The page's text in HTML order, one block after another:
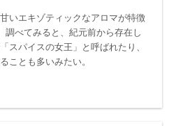
いエキゾティックなアロマが特徴
調べてみると、紀元前から存在し
スパイスの女王」と呼ばれたり、
ことも多いみたい。